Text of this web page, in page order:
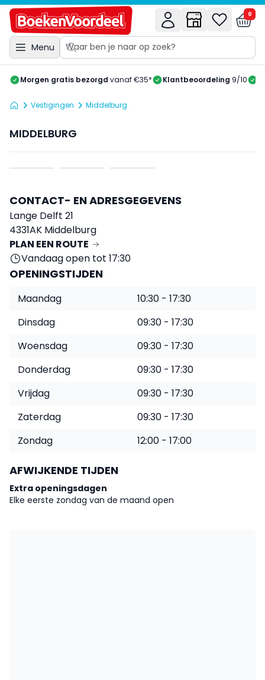
Menu
0
Morgen gratis bezorgd vanaf €35* Klantbeoordeling 9/10
Vestigingen Middelburg
MIDDELBURG
CONTACT- EN ADRESGEGEVENS
Lange Delft 21
4331AK Middelburg
PLAN EEN ROUTE
Vandaag open tot 17:30
OPENINGSTIJDEN
Maandag
10:30 - 17:30
Dinsdag
09:30 - 17:30
Woensdag
09:30 - 17:30
Donderdag
09:30 - 17:30
Vrijdag
09:30 - 17:30
Zaterdag
09:30 - 17:30
Zondag
12:00 - 17:00
AFWIJKENDE TIJDEN
Extra openingsdagen
Elke eerste zondag van de maand open